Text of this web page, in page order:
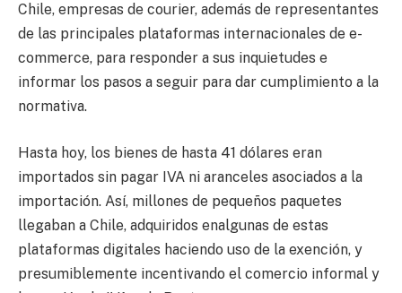
Chile, empresas de courier, además de representantes
de las principales plataformas internacionales de e-
commerce, para responder a sus inquietudes e
informar los pasos a seguir para dar cumplimiento a la
normativa.
Hasta hoy, los bienes de hasta 41 dólares eran
importados sin pagar IVA ni aranceles asociados a la
importación. Así, millones de pequeños paquetes
llegaban a Chile, adquiridos enalgunas de estas
plataformas digitales haciendo uso de la exención, y
presumiblemente incentivando el comercio informal y